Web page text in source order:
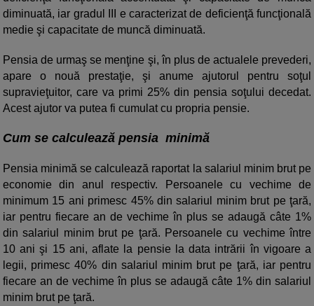
diminuată, iar gradul III e caracterizat de deficienţă funcţională
medie şi capacitate de muncă diminuată.
Pensia de urmaş se menţine şi, în plus de actualele prevederi,
apare o nouă prestaţie, şi anume ajutorul pentru soţul
supravieţuitor, care va primi 25% din pensia soţului decedat.
Acest ajutor va putea fi cumulat cu propria pensie.
Cum se calculează pensia minimă
Pensia minimă se calculează raportat la salariul minim brut pe
economie din anul respectiv. Persoanele cu vechime de
minimum 15 ani primesc 45% din salariul minim brut pe ţară,
iar pentru fiecare an de vechime în plus se adaugă câte 1%
din salariul minim brut pe ţară. Persoanele cu vechime între
10 ani şi 15 ani, aflate la pensie la data intrării în vigoare a
legii, primesc 40% din salariul minim brut pe ţară, iar pentru
fiecare an de vechime în plus se adaugă câte 1% din salariul
minim brut pe ţară.